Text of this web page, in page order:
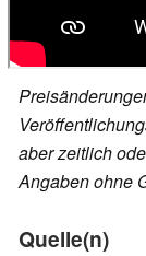
aber zeitlich
Angaben ohne
Quelle(n)